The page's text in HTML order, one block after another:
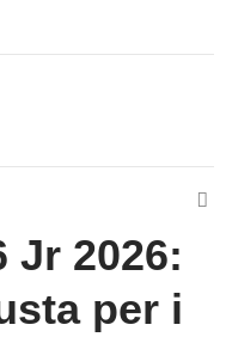
Jr 2026:
per i